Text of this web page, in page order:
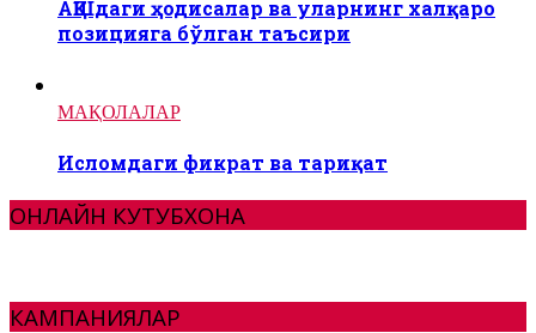
АҚШдаги ҳодисалар ва уларнинг халқаро
позицияга бўлган таъсири
МАҚОЛАЛАР
Исломдаги фикрат ва тариқат
ОНЛАЙН КУТУБХОНА
КАМПАНИЯЛАР